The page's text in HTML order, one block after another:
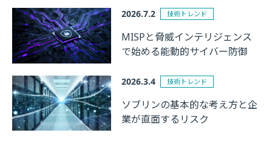
2026.7.2 技術トレンド
MISPと脅威インテリジェンス
で始める能動的サイバー防御
2026.3.4 技術トレンド
ソブリンの基本的な考え方と企
業が直面するリスク